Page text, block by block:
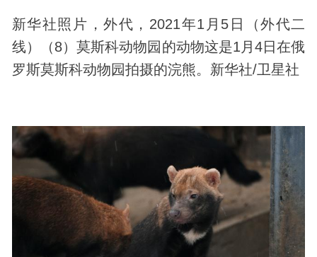
新华社照片，外代，2021年1月5日（外代二
线）（8）莫斯科动物园的动物这是1月4日在俄
罗斯莫斯科动物园拍摄的浣熊。新华社/卫星社